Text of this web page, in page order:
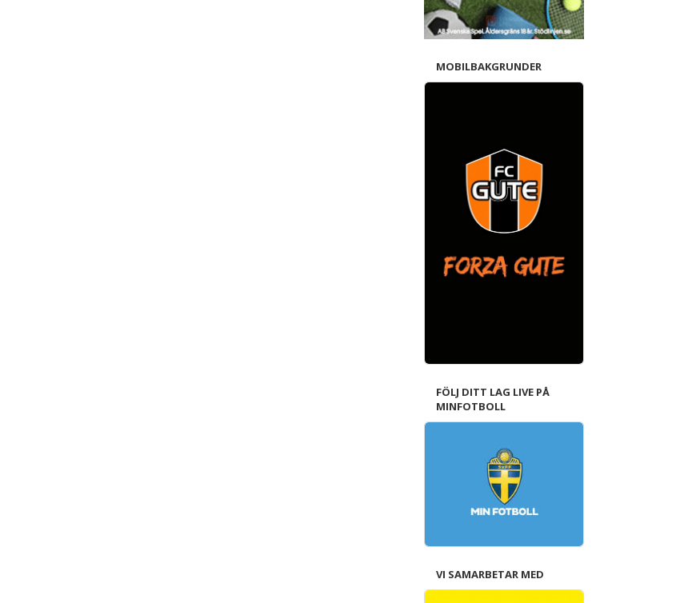
MOBILBAKGRUNDER
FÖLJ DITT LAG LIVE PÅ
MINFOTBOLL
VI SAMARBETAR MED